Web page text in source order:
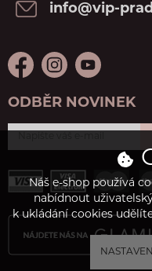
info@vip-
ODBĚR NOVINEK
Náš e-shop používá
nabídnout
k ukládání cookies
NASTAVENÍ